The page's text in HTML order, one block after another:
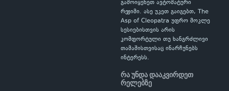
გამოიყენეთ ავტომატური
რეჟიმი. ასე უკეთ გაიგებთ, The
Asp of Cleopatra უფრო მოკლე
სესიებისთვის არის
კომფორტული თუ ხანგრძლივი
თამაშისთვისაც ინარჩუნებს
ინტერესს.
რა უნდა დააკვირდეთ
რელებზე